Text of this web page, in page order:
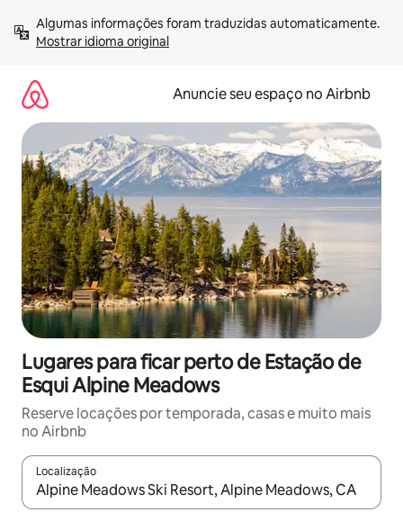
para
Mostrar idioma original
Anuncie seu espaço no Airbnb
Lugares para ficar perto de Estação de
Esqui Alpine Meadows
Reserve locações por temporada, casas e muito mais
no Airbnb
Localização
Quando os resultados estiverem disponíveis, explore-os